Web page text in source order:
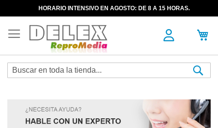
HORARIO INTENSIVO EN AGOSTO: DE 8 A 15 HORAS.